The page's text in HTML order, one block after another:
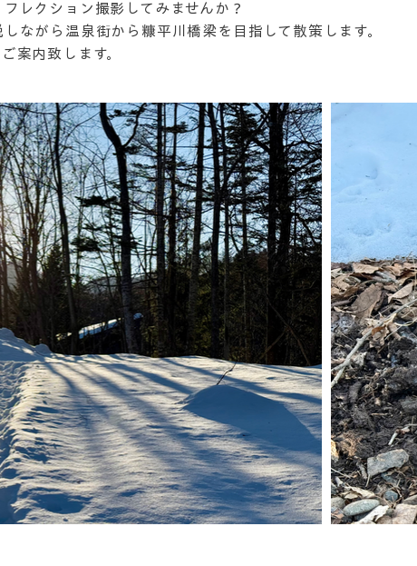
レクション撮影してみませんか？
ながら温泉街から糠平川橋梁を目指して散策します。​​
案内致します。